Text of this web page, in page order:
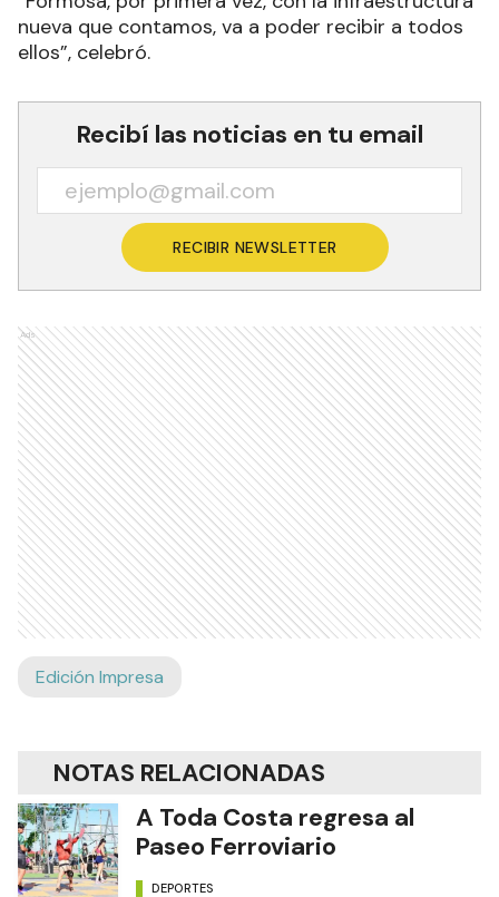
nueva que contamos, va a poder recibir a todos
ellos”, celebró.
Recibí las noticias en tu email
RECIBIR NEWSLETTER
Ads
Edición Impresa
NOTAS RELACIONADAS
A Toda Costa regresa al
Paseo Ferroviario
DEPORTES